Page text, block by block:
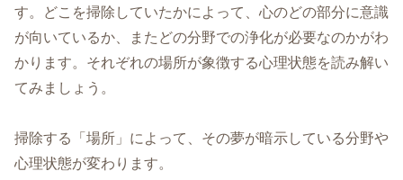
す。どこを掃除していたかによって、心のどの部分に意識
が向いているか、またどの分野での浄化が必要なのかがわ
かります。それぞれの場所が象徴する心理状態を読み解い
てみましょう。
掃除する「場所」によって、その夢が暗示している分野や
心理状態が変わります。